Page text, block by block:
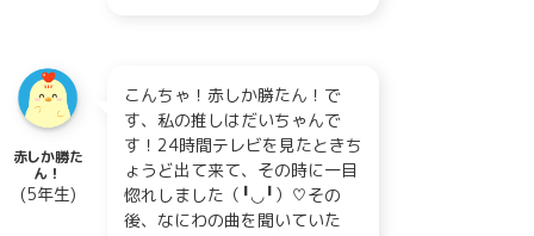
赤しか勝た
ん！
(5年生)
こんちゃ！赤しか勝たん！で
す、私の推しはだいちゃんで
す！24時間テレビを見たときち
ょうど出て来て、その時に一目
惚れしました（╹◡╹）♡その
後、なにわの曲を聞いていた